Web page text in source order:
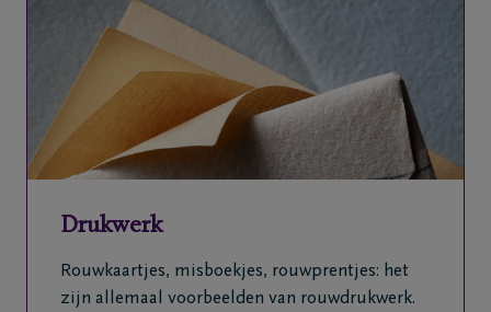
Drukwerk
Rouwkaartjes, misboekjes, rouwprentjes: het
zijn allemaal voorbeelden van rouwdrukwerk.